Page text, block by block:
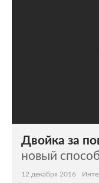
Двойка за
новый
12 декабря 2016